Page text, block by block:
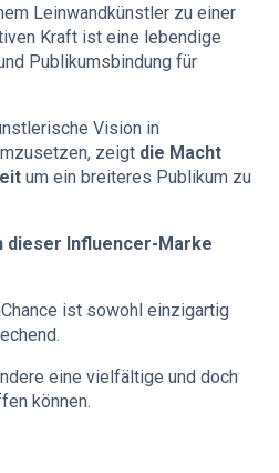
Leinwandkünstler zu einer
Kraft ist eine lebendige
Publikumsbindung für
Vision in
zeigt die Macht
um ein breiteres Publikum zu
dieser Influencer-Marke
ist sowohl einzigartig
eine vielfältige und doch
können.